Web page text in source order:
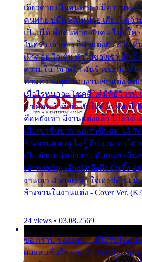
เดียวดาย เป็นคนพ่าย บ่มีความหมา
คนพ่าย บ่มีความหมาย เคียงใจเจ้า
เป็นบ่ได้ คือคนพ่าย ฮักคน ไม่มีใค
ในครัว เจ้าสาว ก็มัวแต่งตัว สวยเด่
เฝ้าคอย ใจเต้น หัวใจของเรา ลำเ
ความใน ใจ เศร้า มันร้าวระบม ต้
ท่ามความสุขี ช่วยงานเขาแต่ง แต่
เมื่อไรหนอจะ โชคดี ได้มีพิธีวิวาห์
มา คือหน้าที่เก่า หัวใจหล้า คอยไ
คือหยังเขา มีงานแต่งแล้ว ไปล้าง
เมื่อเขาชื่นบาน แต่เราขื่นขม โอ้ รั
ล้างจานคอยคู่ ไม่รู้ อีกนานเท่าใด
เป็น ตำแหน่งเจ้าสาว มันเหงา เห็
เข้าพาขวัญ เสียงโห่ตึงตึง มันซึ้ง อ
งานเฮา มัวซอยเขา ใจเฮาซิด้าน
ล้างจานในงานแต่ง - Cover Ver.
24 views • 03.08.2569
ขอ กราบ ขอบคุณ.... ที่ได้รับไออุ่น
ผมแสนชื่นใจ หายวังเวง เมื่อแฟนเ